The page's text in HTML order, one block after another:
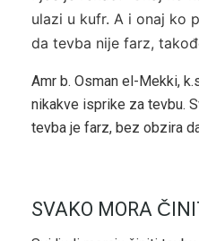
ulazi u kufr. A i onaj ko
da tevba nije farz,
Amr b. Osman el-Mekki,
nikakve isprike za tevbu.
tevba je farz, bez obzira
SVAKO MORA